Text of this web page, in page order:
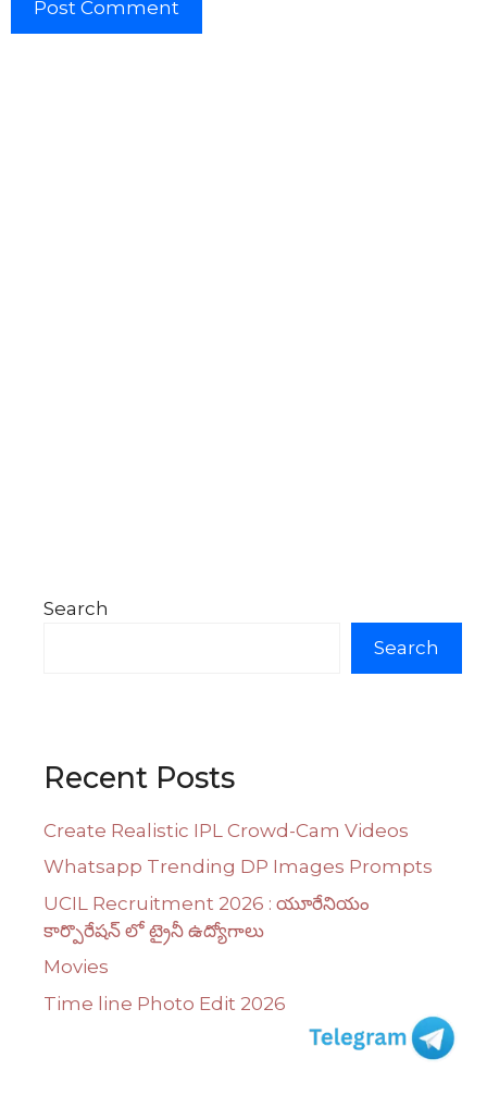
Search
Search
Recent Posts
Create Realistic IPL Crowd-Cam Videos
Whatsapp Trending DP Images Prompts
UCIL Recruitment 2026 : యూరేనియం
కార్పొరేషన్ లో ట్రైనీ ఉద్యోగాలు
Movies
Time line Photo Edit 2026